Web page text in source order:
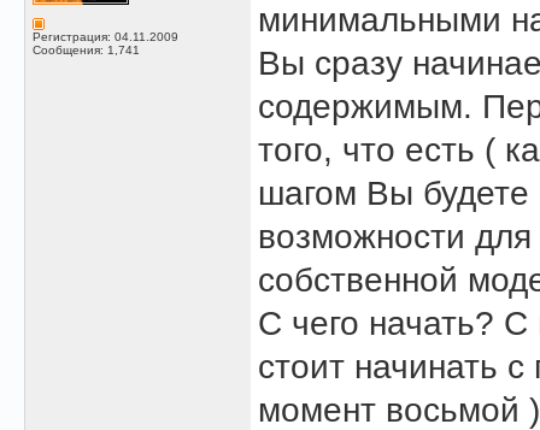
Регистрация: 04.11.2009
Сообщения: 1,741
минимальными
Вы сразу
содержимым.
того, что есть (
шагом Вы будете
возможности
собственной
С чего начать?
стоит начинать
момент восьмой